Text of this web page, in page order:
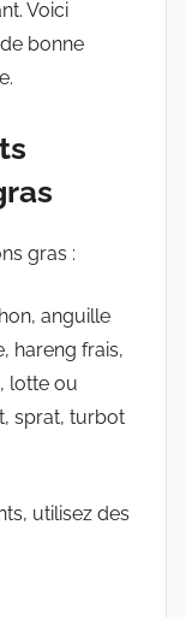
Voici
bonne
gras :
anguille
hareng frais,
lotte ou
sprat, turbot
utilisez des